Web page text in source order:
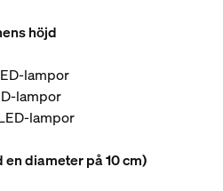
höjd
lampor
lampor
lampor
diameter på 10 cm)